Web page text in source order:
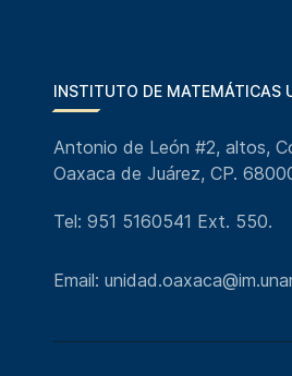
INSTITUTO DE MATEMÁTICAS
Antonio de León #2, altos,
Oaxaca de Juárez, CP.
Tel: 951 5160541 Ext. 550.
Email: